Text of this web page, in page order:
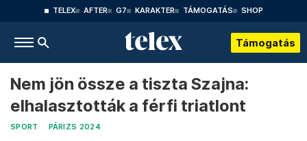
TELEX AFTER G7 KARAKTER TÁMOGATÁS SHOP
Támogatás
Nem jön össze a tiszta Szajna:
elhalasztották a férfi triatlont
SPORT PÁRIZS 2024